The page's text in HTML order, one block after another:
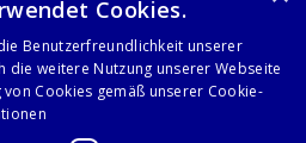
Cookies.
Benutzerfreundlichkeit unserer
die weitere Nutzung unserer Webseite
Cookies gemäß unserer Cookie-